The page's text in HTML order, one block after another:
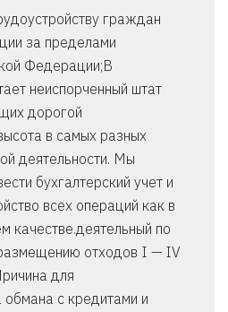
граждан
за пределами
Федерации;В
неиспорченный штат
дорогой
в самых разных
деятельности. Мы
бухгалтерский учет и
всех операций как в
качестве.деятельный по
отходов I — IV
для
обмана с кредитами и